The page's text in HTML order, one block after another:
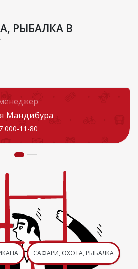
РЫБАЛКА В
Мандибура
000-11-80
САФАРИ, ОХОТА, РЫБАЛКА